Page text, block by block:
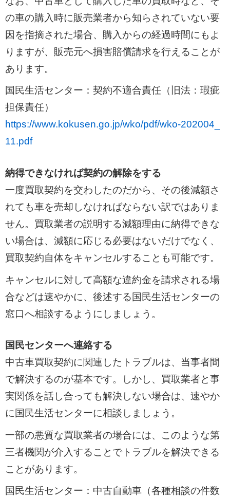
の車の購入時に販売業者から知らされていない要
因を指摘された場合、購入からの経過時間にもよ
りますが、販売元へ損害賠償請求を行えることが
あります。
国民生活センター：契約不適合責任（旧法：瑕疵
担保責任）
https://www.kokusen.go.jp/wko/pdf/wko-202004_
11.pdf
納得できなければ契約の解除をする
一度買取契約を交わしたのだから、その後減額さ
れても車を売却しなければならない訳ではありま
せん。買取業者の説明する減額理由に納得できな
い場合は、減額に応じる必要はないだけでなく、
買取契約自体をキャンセルすることも可能です。
キャンセルに対して高額な違約金を請求される場
合などは速やかに、後述する国民生活センターの
窓口へ相談するようにしましょう。
国民センターへ連絡する
中古車買取契約に関連したトラブルは、当事者間
で解決するのが基本です。しかし、買取業者と事
実関係を話し合っても解決しない場合は、速やか
に国民生活センターに相談しましょう。
一部の悪質な買取業者の場合には、このような第
三者機関が介入することでトラブルを解決できる
ことがあります。
国民生活センター：中古自動車（各種相談の件数